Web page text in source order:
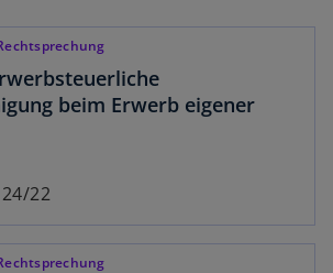
beim Erwerb eigener
22